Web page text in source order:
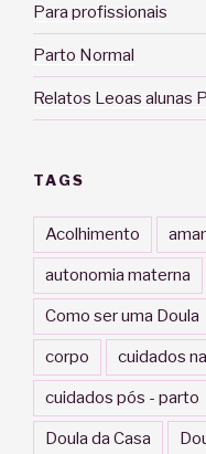
Para profissionais
Parto Normal
Relatos Leoas alunas
TAGS
Acolhimento
autonomia materna
Como ser uma Doula
corpo cuidados
cuidados pós - parto
Doula da Casa